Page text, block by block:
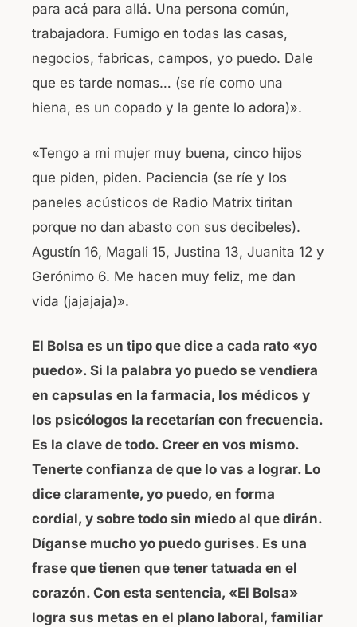
para acá para allá. Una persona común,
trabajadora. Fumigo en todas las casas,
negocios, fabricas, campos, yo puedo. Dale
que es tarde nomas… (se ríe como una
hiena, es un copado y la gente lo adora)».
«Tengo a mi mujer muy buena, cinco hijos
que piden, piden. Paciencia (se ríe y los
paneles acústicos de Radio Matrix tiritan
porque no dan abasto con sus decibeles).
Agustín 16, Magali 15, Justina 13, Juanita 12 y
Gerónimo 6. Me hacen muy feliz, me dan
vida (jajajaja)».
El Bolsa es un tipo que dice a cada rato «yo
puedo». Si la palabra yo puedo se vendiera
en capsulas en la farmacia, los médicos y
los psicólogos la recetarían con frecuencia.
Es la clave de todo. Creer en vos mismo.
Tenerte confianza de que lo vas a lograr. Lo
dice claramente, yo puedo, en forma
cordial, y sobre todo sin miedo al que dirán.
Díganse mucho yo puedo gurises. Es una
frase que tienen que tener tatuada en el
corazón. Con esta sentencia, «El Bolsa»
logra sus metas en el plano laboral, familiar